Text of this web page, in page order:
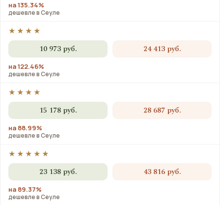
на 135.34%
дешевле в Сеуле
★★★★
10 973 руб. 24 413 руб.
на 122.46%
дешевле в Сеуле
★★★★
15 178 руб. 28 687 руб.
на 88.99%
дешевле в Сеуле
★★★★★
23 138 руб. 43 816 руб.
на 89.37%
дешевле в Сеуле